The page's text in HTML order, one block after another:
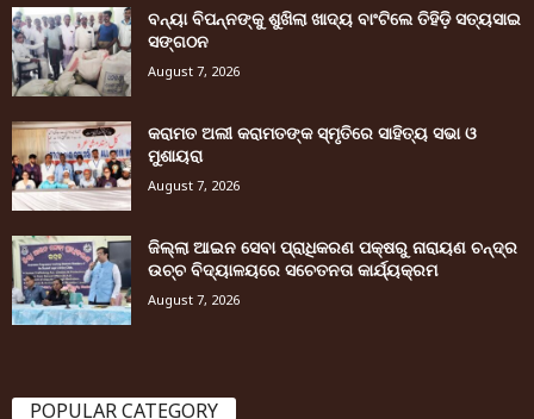
ବନ୍ୟା ବିପନ୍ନଙ୍କୁ ଶୁଖିଲା ଖାଦ୍ୟ ବାଂଟିଲେ ତିହିଡି଼ ସତ୍ୟସାଇ
ସଙ୍ଗଠନ
August 7, 2026
କରାମତ ଅଲୀ କରାମତଙ୍କ ସ୍ମୃତିରେ ସାହିତ୍ୟ ସଭା ଓ
ମୁଶାୟରା
August 7, 2026
ଜିଲ୍ଲା ଆଇନ ସେବା ପ୍ରାଧିକରଣ ପକ୍ଷରୁ ନାରାୟଣ ଚନ୍ଦ୍ର
ଉଚ୍ଚ ବିଦ୍ୟାଳୟରେ ସଚେତନତା କାର୍ଯ୍ୟକ୍ରମ
August 7, 2026
POPULAR CATEGORY